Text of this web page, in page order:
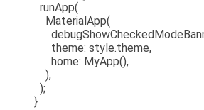
runApp(
MaterialApp(
theme: style.theme,
home: MyApp(),
),
);
}